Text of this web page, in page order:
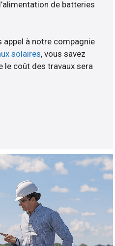
de batteries
à notre compagnie
solaires, vous savez
le coût des travaux sera